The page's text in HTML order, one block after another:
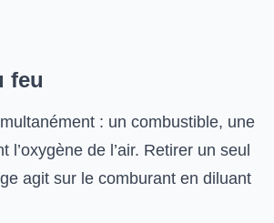
feu
: un combustible, une
de l’air. Retirer un seul
agit sur le comburant en diluant